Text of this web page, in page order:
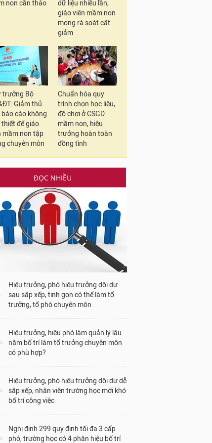
non cần tháo
dữ liệu nhiều lần,
giáo viên mầm non
mong rà soát cắt
giảm
trưởng Bộ
Giảm thủ
báo cáo không
thiết để giáo
mầm non tập
chuyên môn
Chuẩn hóa quy
trình chọn học liệu,
đồ chơi ở CSGD
mầm non, hiệu
trưởng hoàn toàn
đồng tình
ĐỌC NHIỀU
Hiệu trưởng, phó hiệu trưởng dôi dư
sau sắp xếp, tinh gọn có thể làm tổ
trưởng, tổ phó chuyên môn
Hiệu trưởng, hiệu phó làm quản lý lâu
năm bố trí làm tổ trưởng chuyên môn
có phù hợp?
Hiệu trưởng, phó hiệu trưởng dôi dư dễ
sắp xếp, nhân viên trường học mới khó
bố trí công việc
Nghị định 299 quy định tối đa 3 cấp
phó, trường học có 4 phân hiệu bố trí